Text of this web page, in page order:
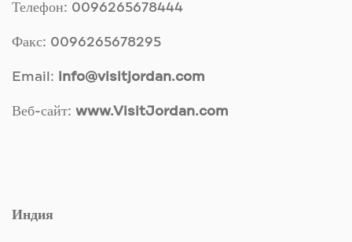
Телефон: 0096265678444
Факс: 0096265678295
Email: info@visitjordan.com
Веб-сайт: www.VisitJordan.com
Индия